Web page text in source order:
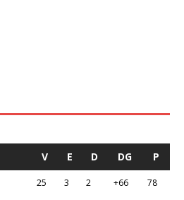
V E D DG P
25 3 2 +66 78